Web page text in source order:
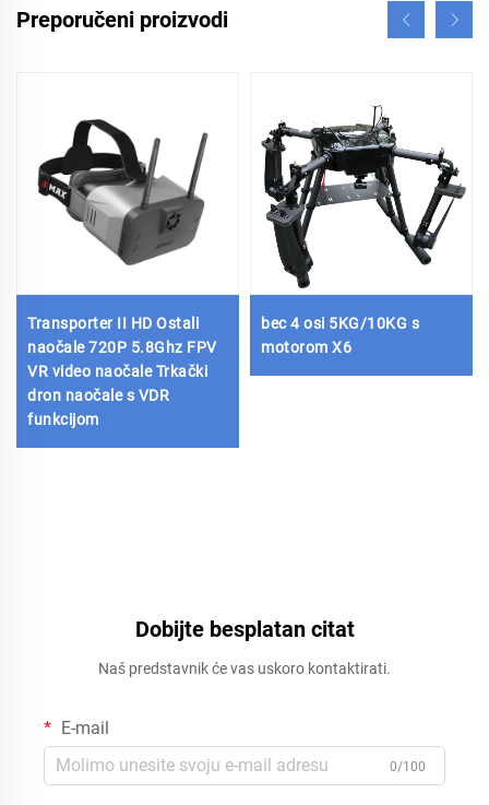
Preporučeni proizvodi
Transporter II HD Ostali
naočale 720P 5.8Ghz FPV
VR video naočale Trkački
dron naočale s VDR
funkcijom
bec 4 osi 5KG/10KG s
motorom X6
Dobijte besplatan citat
Naš predstavnik će vas uskoro kontaktirati.
E-mail
0/100